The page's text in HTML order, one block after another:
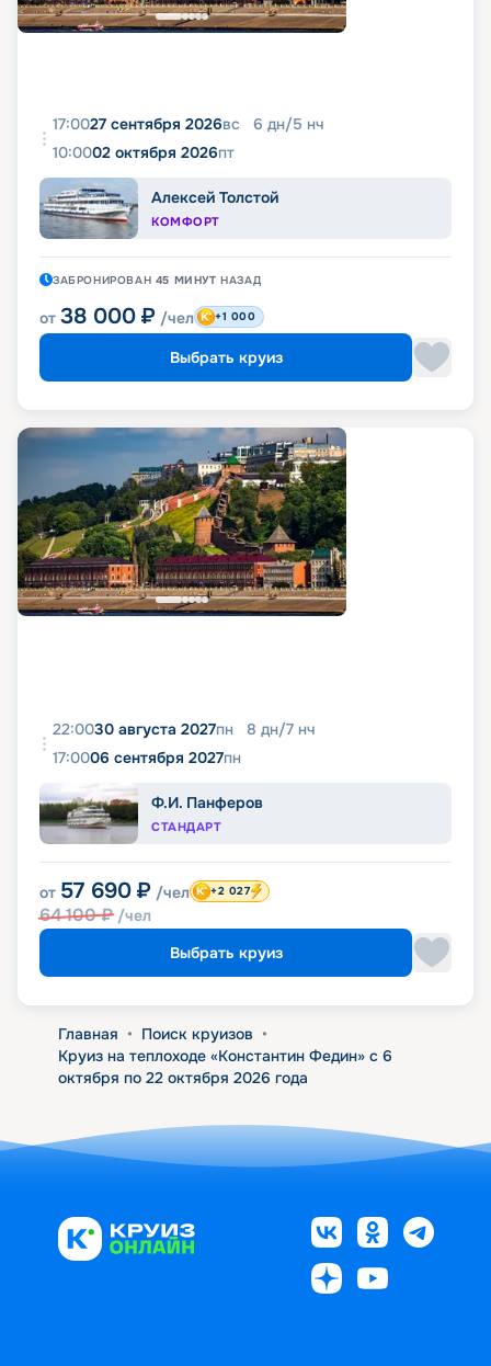
17:0027 сентября 2026вс 6 дн/5 нч
10:0002 октября 2026пт
Алексей Толстой
КОМФОРТ
ЗАБРОНИРОВАН 45 МИНУТ НАЗАД
от 38 000 ₽ /чел +1 000
Выбрать круиз
22:0030 августа 2027пн 8 дн/7 нч
17:0006 сентября 2027пн
Ф.И. Панферов
СТАНДАРТ
от 57 690 ₽ /чел
64 100₽ /чел
+2 027
Выбрать круиз
Главная • Поиск круизов •
Круиз на теплоходе «Константин Федин» с 6
октября по 22 октября 2026 года